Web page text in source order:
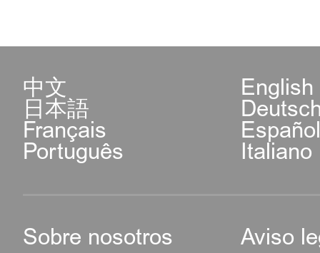
中文 English
日本語
Français
Português Italiano
Sobre nosotros Aviso